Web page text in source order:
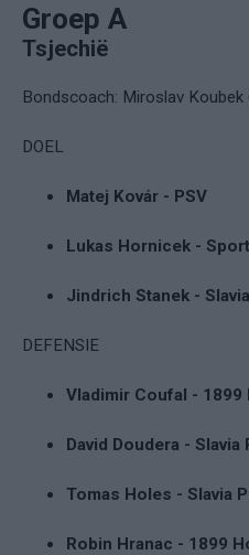
Groep A
Tsjechië
Bondscoach: Miroslav Koubek
DOEL
Matej Kovár - PSV
Lukas Hornicek -
Jindrich Stanek -
DEFENSIE
Vladimir Coufal -
David Doudera - Slavia
Tomas Holes - Slavia
Robin Hranac - 1899